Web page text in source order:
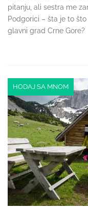
pitanju, ali sestra me
Podgorici – šta je to
glavni grad Crne Gore?
HODAJ SA MNOM